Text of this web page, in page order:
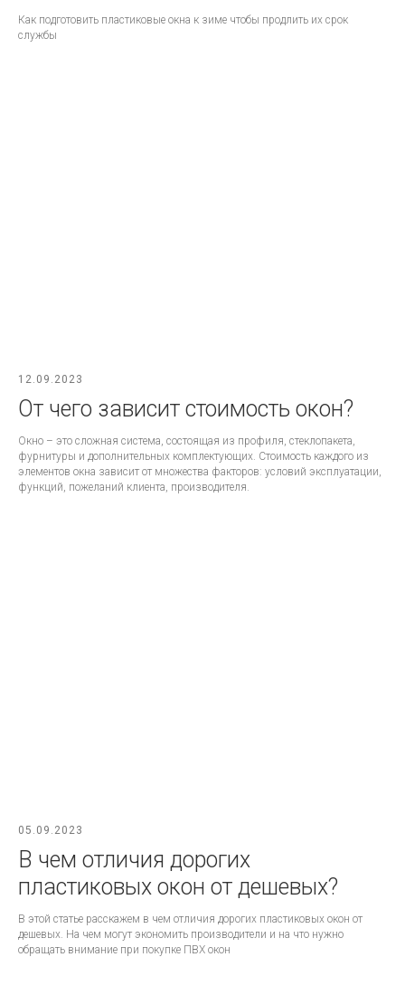
Как подготовить пластиковые окна к зиме чтобы продлить их срок
службы
12.09.2023
От чего зависит стоимость окон?
Окно – это сложная система, состоящая из профиля, стеклопакета,
фурнитуры и дополнительных комплектующих. Стоимость каждого из
элементов окна зависит от множества факторов: условий эксплуатации,
функций, пожеланий клиента, производителя.
05.09.2023
В чем отличия дорогих
пластиковых окон от дешевых?
В этой статье расскажем в чем отличия дорогих пластиковых окон от
дешевых. На чем могут экономить производители и на что нужно
обращать внимание при покупке ПВХ окон